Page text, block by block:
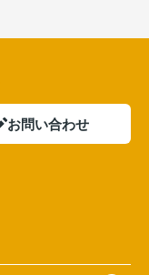
お問い合わせ